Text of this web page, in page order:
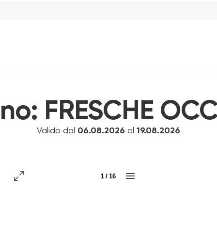
FRESCHE
Valido dal 06.08.2026 al 19.08.2026